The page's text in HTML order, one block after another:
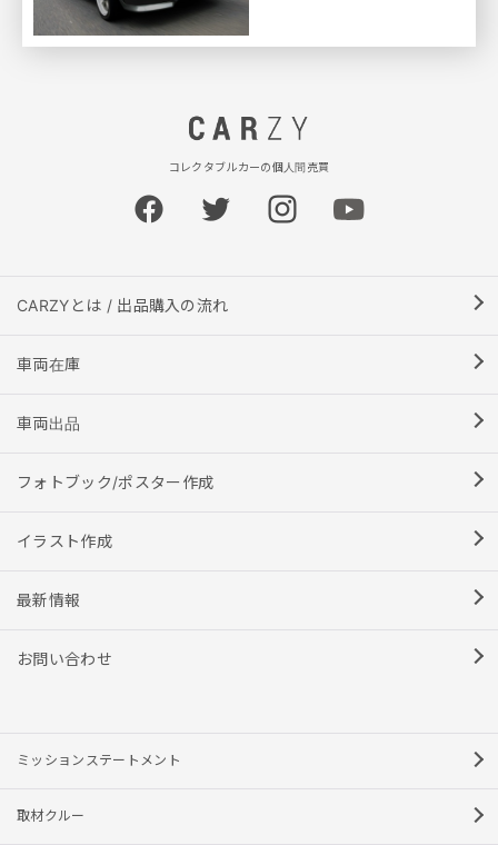
コレクタブルカーの個人間売買
CARZYとは / 出品購入の流れ
車両在庫
車両出品
フォトブック/ポスター作成
イラスト作成
最新情報
お問い合わせ
ミッションステートメント
取材クルー